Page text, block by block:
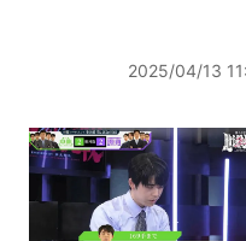
2025/04/13